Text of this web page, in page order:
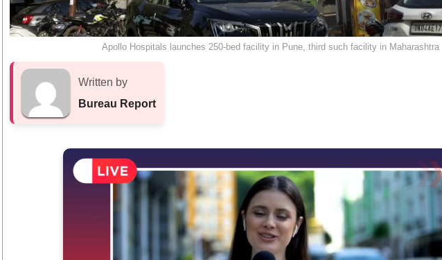
Apollo Hospitals launches 250-bed facility in Pune, third such facility in Maharashtra
Written by
Bureau Report